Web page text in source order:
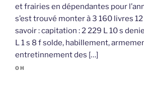
et frairies en dépendantes pour
s’est trouvé monter à 3 160 livres
savoir : capitation : 2 229 L 10 s
L 1 s 8 f solde, habillement,
entretinnement des […]
OH